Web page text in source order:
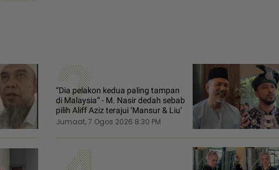
2
“Dia pelakon kedua paling tampan
di Malaysia” - M. Nasir dedah sebab
pilih Aliff Aziz terajui ‘Mansur & Liu’
Jumaat, 7 Ogos 2026 8:30 PM